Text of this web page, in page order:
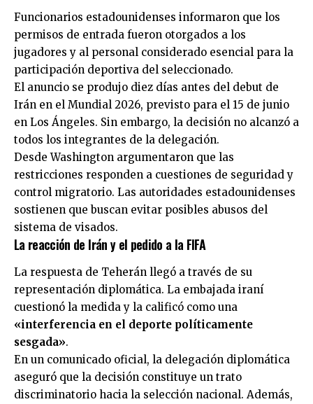
Funcionarios estadounidenses informaron que los
permisos de entrada fueron otorgados a los
jugadores y al personal considerado esencial para la
participación deportiva del seleccionado.
El anuncio se produjo diez días antes del debut de
Irán en el Mundial 2026, previsto para el 15 de junio
en Los Ángeles. Sin embargo, la decisión no alcanzó a
todos los integrantes de la delegación.
Desde Washington argumentaron que las
restricciones responden a cuestiones de seguridad y
control migratorio. Las autoridades estadounidenses
sostienen que buscan evitar posibles abusos del
sistema de visados.
La reacción de Irán y el pedido a la FIFA
La respuesta de Teherán llegó a través de su
representación diplomática. La embajada iraní
cuestionó la medida y la calificó como una
«interferencia en el deporte políticamente
sesgada».
En un comunicado oficial, la delegación diplomática
aseguró que la decisión constituye un trato
discriminatorio hacia la selección nacional. Además,